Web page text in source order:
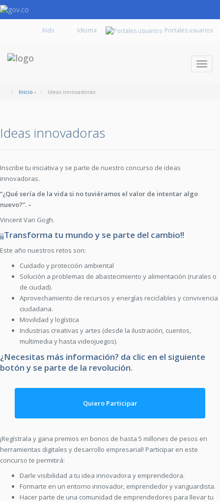
Kids Portales usuarios
Inicio - Ideas innovadoras
Ideas innovadoras
Inscribe tu iniciativa y se parte de nuestro concurso de ideas
innovadoras.
“¿Qué sería de la vida si no tuviéramos el valor de intentar algo
nuevo?”. –
Vincent Van Gogh.
¡¡Transforma tu mundo y se parte del cambio!!
Este año nuestros retos son:
Cuidado y protección ambiental
Solución a problemas de abastecimiento y alimentación (rurales o
de ciudad).
Aprovechamiento de recursos y energías reciclables y convivencia
ciudadana.
Movilidad y logística
Industrias creativas y artes (desde la ilustración, cuentos,
multimedia y hasta videojuegos).
¿Necesitas más información? da clic en el siguiente
botón y se parte de la revolución.
Quiero Participar
¡Regístrala y gana premios en bonos de hasta 5 millones de pesos en
herramientas digitales y desarrollo empresarial!​ Participar en este
concurso te permitirá:
Darle visibilidad a tu idea innovadora y emprendedora.
Formarte en un entorno innovador, emprendedor y vanguardista.
Hacer parte de una comunidad de emprendedores para llevar tu